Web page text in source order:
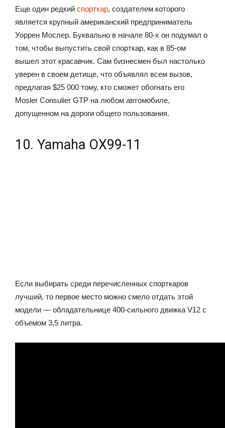
Еще один редкий спорткар, создателем которого
является крупный американский предприниматель
Уоррен Мослер. Буквально в начале 80-х он подумал о
том, чтобы выпустить свой спорткар, как в 85-ом
вышел этот красавчик. Сам бизнесмен был настолько
уверен в своем детище, что объявлял всем вызов,
предлагая $25 000 тому, кто сможет обогнать его
Mosler Consulier GTP на любом автомобиле,
допущенном на дороги общего пользования.
10. Yamaha OX99-11
Если выбирать среди перечисленных спорткаров
лучший, то первое место можно смело отдать этой
модели — обладательнице 400-сильного движка V12 с
объемом 3,5 литра.